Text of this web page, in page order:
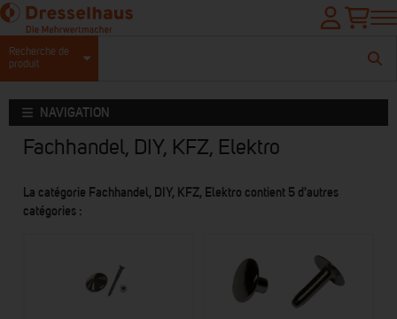
Recherche de
produit
NAVIGATION
Fachhandel, DIY, KFZ, Elektro
La catégorie Fachhandel, DIY, KFZ, Elektro contient 5 d'autres
catégories :